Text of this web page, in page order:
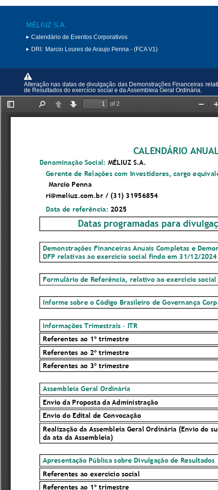
MÉLIUZ S.A.
Calendário de Eventos Corporativos
DRI: Marcio Loures de Araujo Penna - (FCA V1)
Alteração nas datas de divulgação das Demonstrações Financeiras
de Resultados do exercício social e da Assembleia Geral Ordinária.